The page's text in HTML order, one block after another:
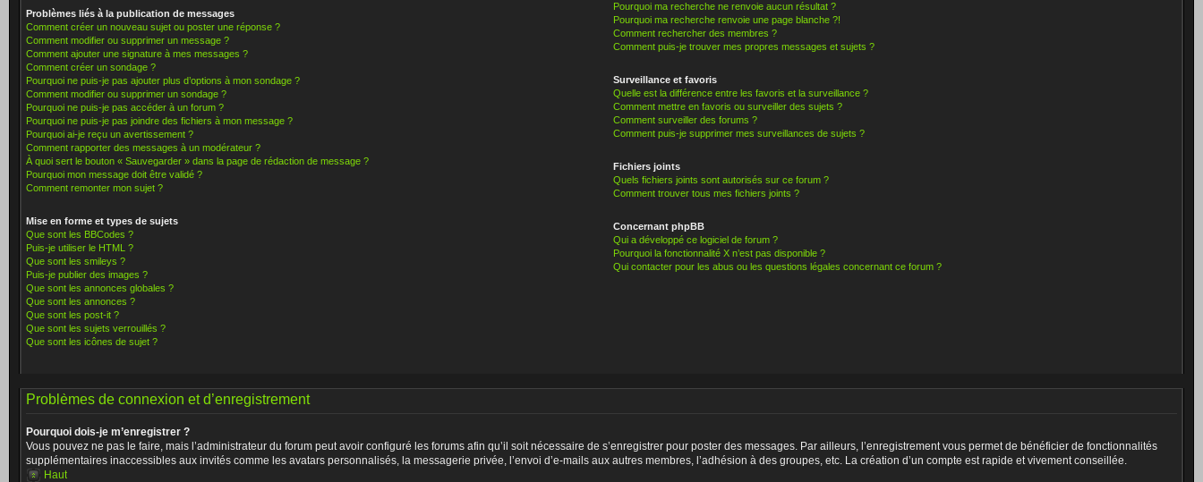
Problèmes liés à la publication de messages
Comment créer un nouveau sujet ou poster une réponse ?
Comment modifier ou supprimer un message ?
Comment ajouter une signature à mes messages ?
Comment créer un sondage ?
Pourquoi ne puis-je pas ajouter plus d’options à mon sondage ?
Comment modifier ou supprimer un sondage ?
Pourquoi ne puis-je pas accéder à un forum ?
Pourquoi ne puis-je pas joindre des fichiers à mon message ?
Pourquoi ai-je reçu un avertissement ?
Comment rapporter des messages à un modérateur ?
À quoi sert le bouton « Sauvegarder » dans la page de rédaction de message ?
Pourquoi mon message doit être validé ?
Comment remonter mon sujet ?
Mise en forme et types de sujets
Que sont les BBCodes ?
Puis-je utiliser le HTML ?
Que sont les smileys ?
Puis-je publier des images ?
Que sont les annonces globales ?
Que sont les annonces ?
Que sont les post-it ?
Que sont les sujets verrouillés ?
Que sont les icônes de sujet ?
Pourquoi ma recherche ne renvoie aucun résultat ?
Pourquoi ma recherche renvoie une page blanche ?!
Comment rechercher des membres ?
Comment puis-je trouver mes propres messages et sujets ?
Surveillance et favoris
Quelle est la différence entre les favoris et la surveillance ?
Comment mettre en favoris ou surveiller des sujets ?
Comment surveiller des forums ?
Comment puis-je supprimer mes surveillances de sujets ?
Fichiers joints
Quels fichiers joints sont autorisés sur ce forum ?
Comment trouver tous mes fichiers joints ?
Concernant phpBB
Qui a développé ce logiciel de forum ?
Pourquoi la fonctionnalité X n’est pas disponible ?
Qui contacter pour les abus ou les questions légales concernant ce forum ?
Problèmes de connexion et d’enregistrement
Pourquoi dois-je m’enregistrer ?
Vous pouvez ne pas le faire, mais l’administrateur du forum peut avoir configuré les forums afin qu’il soit nécessaire de s’enregistrer pour poster des messages. Par ailleurs, l’enregistrement vous permet de bénéficier de fonctionnalités
supplémentaires inaccessibles aux invités comme les avatars personnalisés, la messagerie privée, l’envoi d’e-mails aux autres membres, l’adhésion à des groupes, etc. La création d’un compte est rapide et vivement conseillée.
Haut